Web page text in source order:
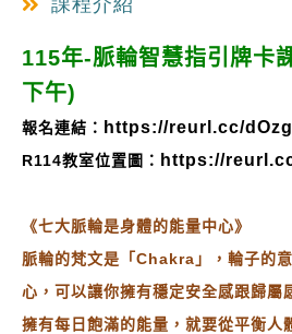
115年-脈輪智慧指引牌卡
下午)
報名連結： https://reurl.cc/
R114教室位置圖： https://
《七大脈輪是身體的能量中心》
脈輪的梵文是「Chakra」，輪子的
心，可以讓你擁有穩定安全感跟歸屬
擁有每日飽滿的能量，就要從平衡人